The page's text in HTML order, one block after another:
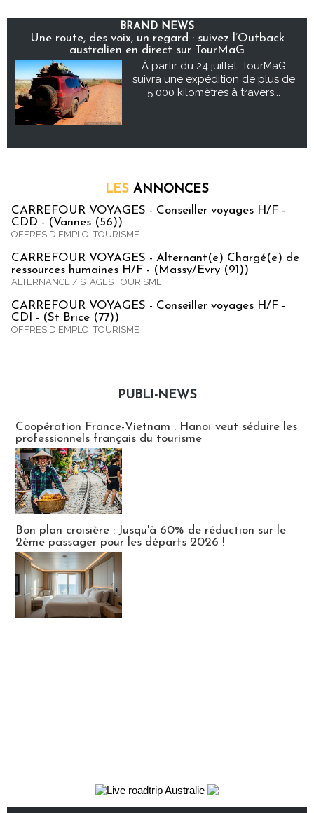
BRAND NEWS
Une route, des voix, un regard : suivez l’Outback
australien en direct sur TourMaG
À partir du 24 juillet, TourMaG
suivra une expédition de plus de
5 000 kilomètres à travers...
LES ANNONCES
CARREFOUR VOYAGES - Conseiller voyages H/F -
CDD - (Vannes (56))
OFFRES D'EMPLOI TOURISME
CARREFOUR VOYAGES - Alternant(e) Chargé(e) de
ressources humaines H/F - (Massy/Evry (91))
ALTERNANCE / STAGES TOURISME
CARREFOUR VOYAGES - Conseiller voyages H/F -
CDI - (St Brice (77))
OFFRES D'EMPLOI TOURISME
PUBLI-NEWS
Coopération France-Vietnam : Hanoï veut séduire les
professionnels français du tourisme
Bon plan croisière : Jusqu'à 60% de réduction sur le
2ème passager pour les départs 2026 !